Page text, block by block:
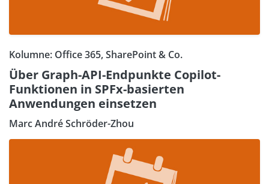
Kolumne: Office 365, SharePoint & Co.
Über Graph-API-Endpunkte Copilot-
Funktionen in SPFx-basierten
Anwendungen einsetzen
Marc André Schröder-Zhou